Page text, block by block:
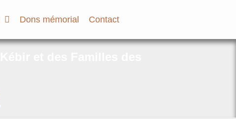
Dons mémorial Contact